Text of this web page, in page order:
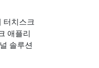
터치스크
애플리
솔루션